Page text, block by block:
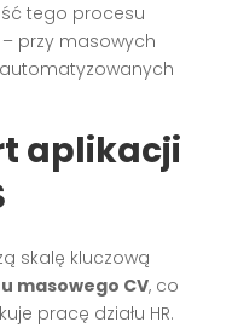
tego procesu
przy masowych
aplikacji
skalę kluczową
masowego CV, co
pracę działu HR.